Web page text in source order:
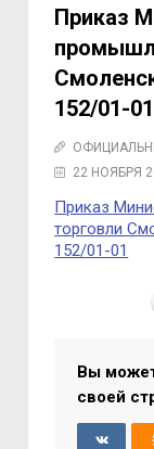
Приказ
152/01-01
22 НОЯБРЯ
Приказ
торговли
152/01-01
Вы
своей